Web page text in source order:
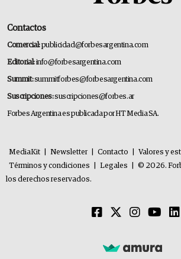
Contactos
Comercial:publicidad@forbesargentina.com
Editorial:info@forbesargentina.com
Summit:summitforbes@forbesargentina.com
Suscripciones:suscripciones@forbes.ar
Forbes Argentina es publicada por HT Media SA.
MediaKit Newsletter Contacto Valores y
Términos y condiciones
Legales
© 2026.
los derechos reservados.